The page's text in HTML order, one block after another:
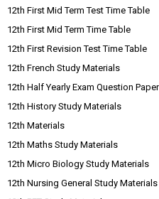
12th First Mid Term Test Time Table
12th First Mid Term Time Table
12th First Revision Test Time Table
12th French Study Materials
12th Half Yearly Exam Question
12th History Study Materials
12th Materials
12th Maths Study Materials
12th Micro Biology Study Materials
12th Nursing General Study Materials